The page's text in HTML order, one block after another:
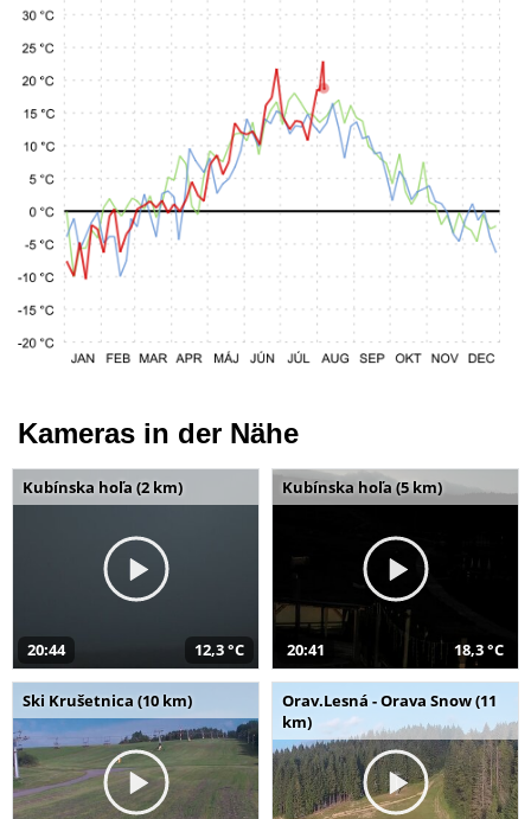
Kameras in der Nähe
Kubínska hoľa (2 km)
20:44 12,3 °C
Kubínska hoľa (5 km)
20:41 18,3 °C
Ski Krušetnica (10 km)
Orav.Lesná - Orava Snow (11
km)